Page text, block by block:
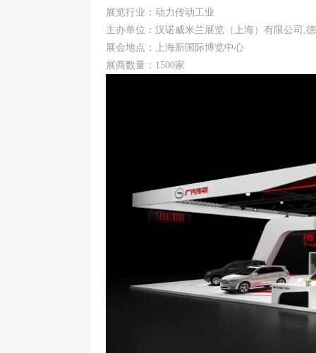
展览行业：动力传动工业
主办单位：汉诺威米兰展览（上海）有限公司,
展会地点：上海新国际博览中心
展商数量：1500家